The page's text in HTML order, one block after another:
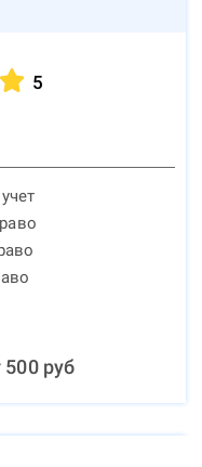
5
500руб